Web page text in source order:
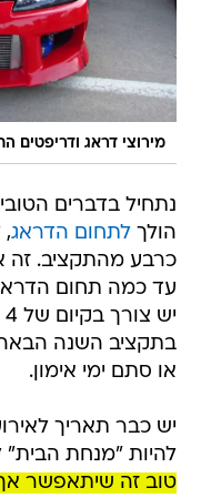
מירוצי דראג ודריפטים
נתחיל בדברים
הולךלתחום הדראג,
כרבע מהתקציב. זה
עד כמה תחום
בתקציב השנה הבאה.
או סתם ימי אימון.
יש כבר תאריך
להיות "מנחת
טוב זה שיתאפשר אך